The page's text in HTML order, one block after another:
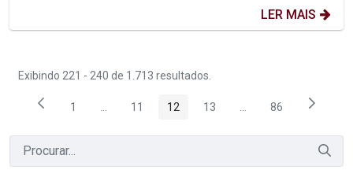
LER MAIS
Exibindo 221 - 240 de 1.713 resultados.
Página
1 Páginas intermediárias Usar ABA para navegar.
Página
11 Página
12 Página
13 PáginasPágina
86